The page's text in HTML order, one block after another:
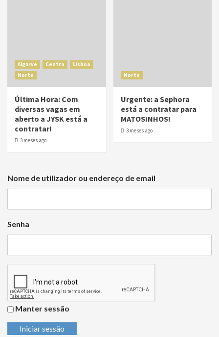
Algarve Centro
Lisboa
Norte
Última Hora: Com
diversas vagas em
aberto a JYSK está a
contratar!
3 meses ago
Norte
Urgente: a Sephora
está a contratar para
MATOSINHOS!
3 meses ago
Nome de utilizador ou endereço de email
Senha
Manter sessão
Iniciar sessão